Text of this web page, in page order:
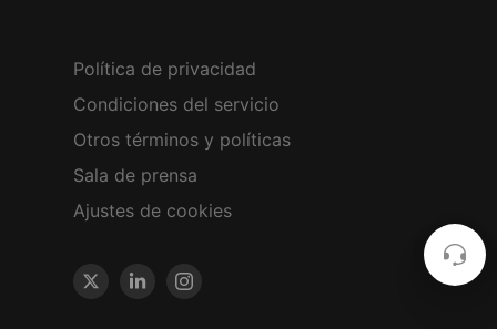
Política de privacidad
Condiciones del servicio
Otros términos y políticas
Sala de prensa
Ajustes de cookies